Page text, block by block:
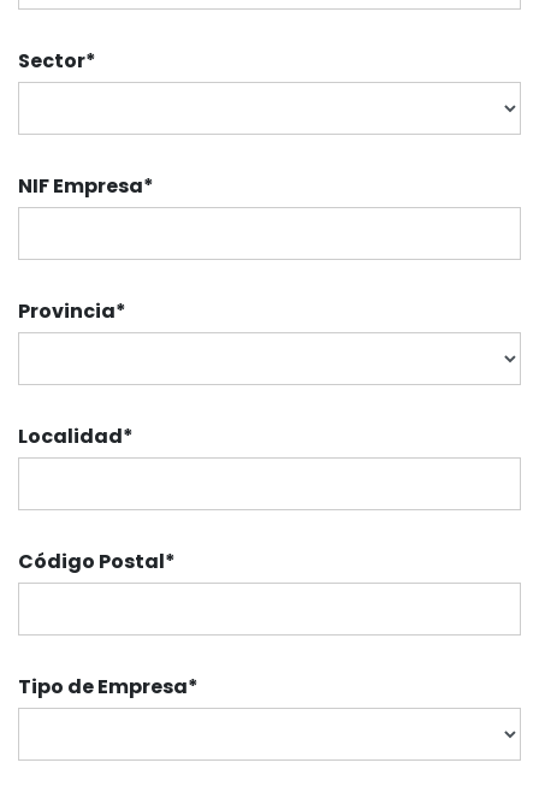
Sector*
NIF Empresa*
Provincia*
Localidad*
Código Postal*
Tipo de Empresa*